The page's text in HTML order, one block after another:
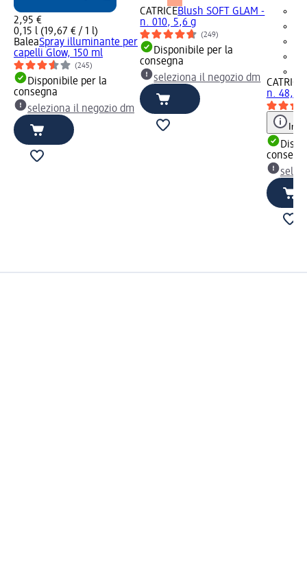
2,95 €
0,15 l (19,67 € / 1 l)
BaleaSpray illuminante per
capelli Glow, 150 ml
(245)
Disponibile per la
consegna
seleziona il negozio dm
CATRICEBlush SOFT GLAM -
n. 010, 5,6 g
(249)
Disponibile per la
consegna
seleziona il negozio dm CATRICE
n. 48,